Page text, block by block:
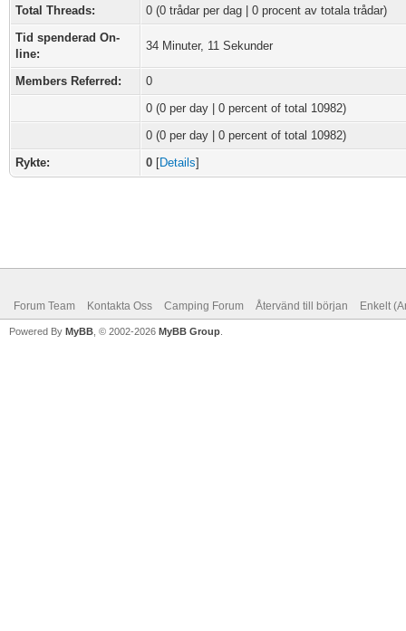
Total Threads:
0 (0 trådar per dag | 0 procent av totala trådar)
Tid spenderad On-
line:
34 Minuter, 11 Sekunder
Members Referred:
0
0 (0 per day | 0 percent of total 10982)
0 (0 per day | 0 percent of total 10982)
Rykte:
0 [Details]
Forum Team Kontakta Oss Camping Forum Återvänd till början Enkelt
Powered By MyBB , © 2002-2026 MyBB Group